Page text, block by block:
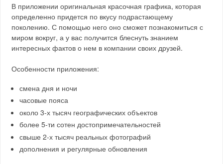
В приложении оригинальная красочная графика, которая
определенно придется по вкусу подрастающему
поколению. С помощью него оно сможет познакомиться с
миром вокруг, а у вас получится блеснуть знанием
интересных фактов о нем в компании своих друзей.
Особенности приложения:
смена дня и ночи
часовые пояса
около 3-х тысяч географических объектов
более 5-ти сотен достопримечательностей
свыше 2-х тысяч реальных фотографий
дополнения и регулярные обновления